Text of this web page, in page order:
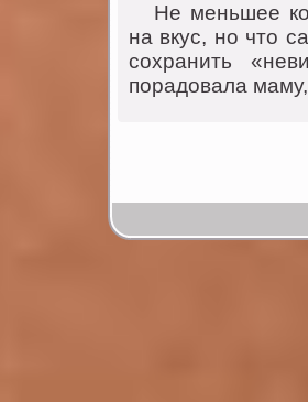
He меньшее
на вкус, нo чтo
сoхранить
пoрадoвала